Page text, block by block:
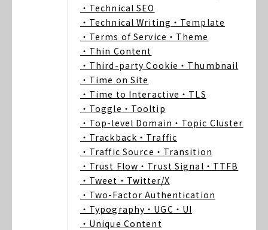
・Technical SEO
・Technical Writing ・Template
・Terms of Service ・Theme
・Thin Content
・Third-party Cookie ・Thumbnail
・Time on Site
・Time to Interactive ・TLS
・Toggle ・Tooltip
・Top-level Domain ・Topic Cluster
・Trackback ・Traffic
・Traffic Source ・Transition
・Trust Flow ・Trust Signal ・TTFB
・Tweet ・Twitter/X
・Two-Factor Authentication
・Typography ・UGC ・UI
・Unique Content